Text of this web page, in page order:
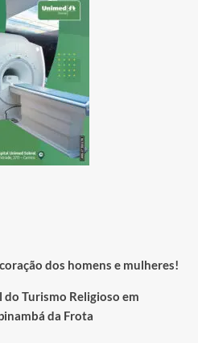
dos homens e mulheres!
Turismo Religioso em
da Frota